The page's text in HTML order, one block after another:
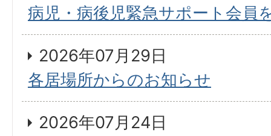
病児・病後児緊急サポート会員
2026年07月29日
各居場所からのお知らせ
2026年07月24日